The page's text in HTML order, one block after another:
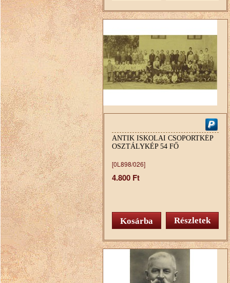
ANTIK ISKOLAI CSOPORTKÉP
OSZTÁLYKÉP 54 FŐ
[0L898/026]
4.800 Ft
Részletek